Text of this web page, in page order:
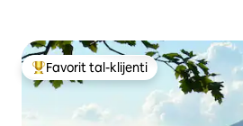
Wieħed mill-aqwa favoriti tal-klijenti
Favorit tal-klijenti